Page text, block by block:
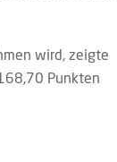
wird, zeigte
Punkten